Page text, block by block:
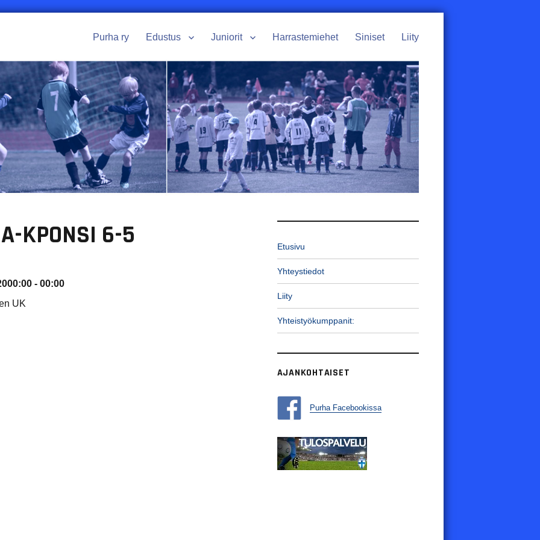
Purha ry Edustus Juniorit Harrastemiehet Siniset Liity
KPONSI 6-5
00:00 - 00:00
UK
Etusivu
Yhteystiedot
Liity
Yhteistyökumppanit:
AJANKOHTAISET
Purha Facebookissa